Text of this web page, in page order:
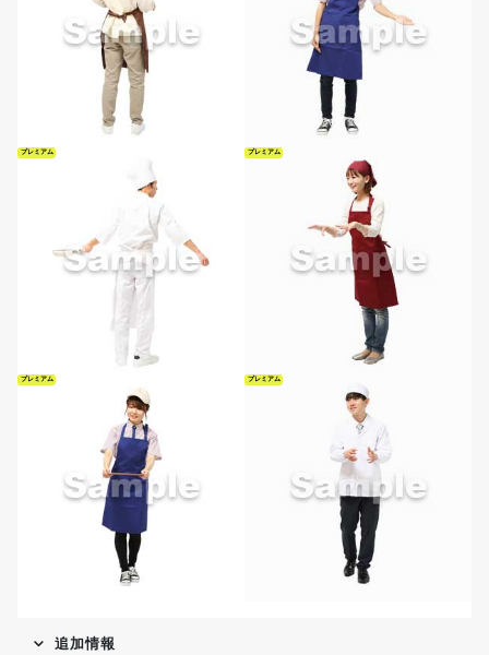
プレミアム プレミアム
プレミアム プレミアム
追加情報